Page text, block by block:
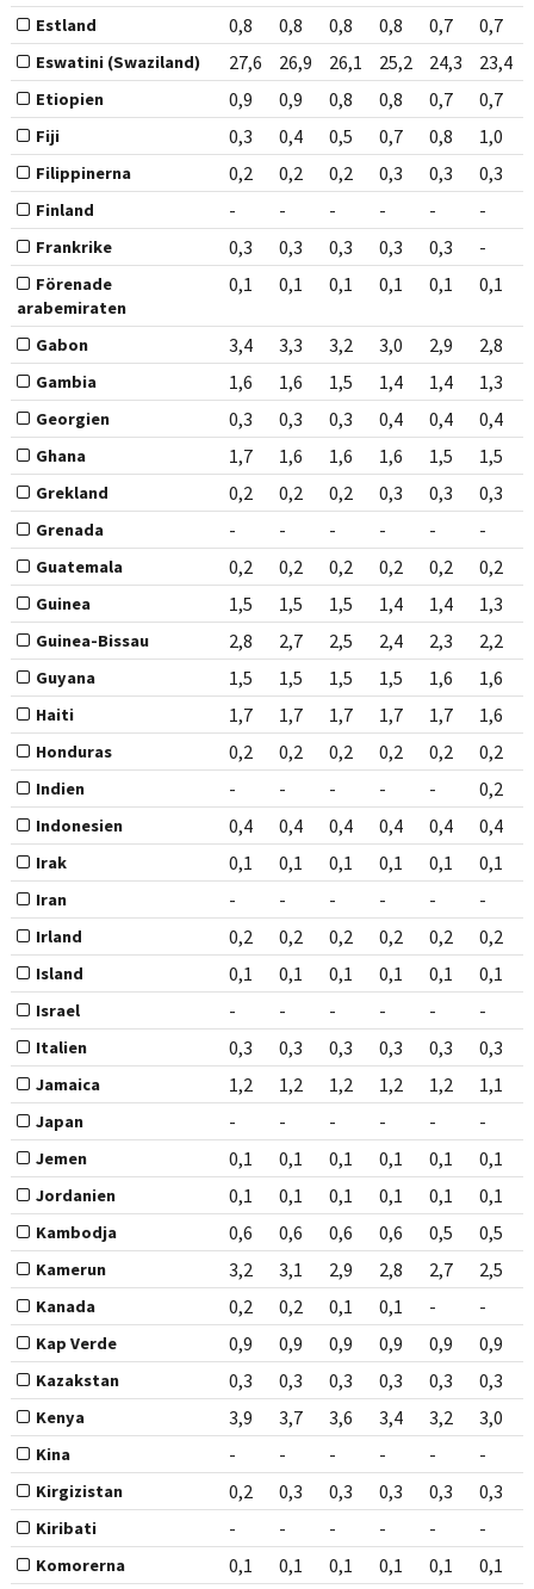
Estland 0,8 0,8 0,8 0,8 0,7 0,7
Eswatini (Swaziland) 27,6 26,9 26,1 25,2 24,3 23,4
Etiopien 0,9 0,9 0,8 0,8 0,7 0,7
Fiji 0,3 0,4 0,5 0,7 0,8 1,0
Filippinerna 0,2 0,2 0,2 0,3 0,3 0,3
Finland - - - - - -
Frankrike 0,3 0,3 0,3 0,3 0,3 -
Förenade
arabemiraten
0,1 0,1 0,1 0,1 0,1 0,1
Gabon 3,4 3,3 3,2 3,0 2,9 2,8
Gambia 1,6 1,6 1,5 1,4 1,4 1,3
Georgien 0,3 0,3 0,3 0,4 0,4 0,4
Ghana 1,7 1,6 1,6 1,6 1,5 1,5
Grekland 0,2 0,2 0,2 0,3 0,3 0,3
Grenada - - - - - -
Guatemala 0,2 0,2 0,2 0,2 0,2 0,2
Guinea 1,5 1,5 1,5 1,4 1,4 1,3
Guinea-Bissau 2,8 2,7 2,5 2,4 2,3 2,2
Guyana 1,5 1,5 1,5 1,5 1,6 1,6
Haiti 1,7 1,7 1,7 1,7 1,7 1,6
Honduras 0,2 0,2 0,2 0,2 0,2 0,2
Indien - - - - - 0,2
Indonesien 0,4 0,4 0,4 0,4 0,4 0,4
Irak 0,1 0,1 0,1 0,1 0,1 0,1
Iran - - - - - -
Irland 0,2 0,2 0,2 0,2 0,2 0,2
Island 0,1 0,1 0,1 0,1 0,1 0,1
Israel - - - - - -
Italien 0,3 0,3 0,3 0,3 0,3 0,3
Jamaica 1,2 1,2 1,2 1,2 1,2 1,1
Japan - - - - - -
Jemen 0,1 0,1 0,1 0,1 0,1 0,1
Jordanien 0,1 0,1 0,1 0,1 0,1 0,1
Kambodja 0,6 0,6 0,6 0,6 0,5 0,5
Kamerun 3,2 3,1 2,9 2,8 2,7 2,5
Kanada 0,2 0,2 0,1 0,1 - -
Kap Verde 0,9 0,9 0,9 0,9 0,9 0,9
Kazakstan 0,3 0,3 0,3 0,3 0,3 0,3
Kenya 3,9 3,7 3,6 3,4 3,2 3,0
Kina - - - - - -
Kirgizistan 0,2 0,3 0,3 0,3 0,3 0,3
Kiribati - - - - - -
Komorerna 0,1 0,1 0,1 0,1 0,1 0,1